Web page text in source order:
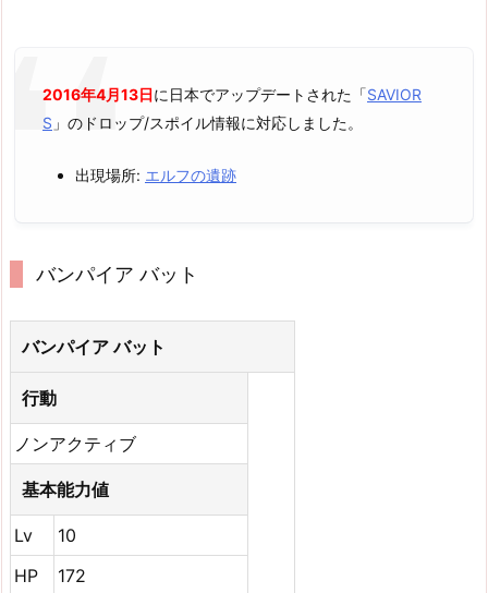
2016年4月13日に日本でアップデートされた「SAVIOR
S 」のドロップ/スポイル情報に対応しました。
出現場所: エルフの遺跡
バンパイア バット
バンパイア バット
行動
ノンアクティブ
基本能力値
Lv
10
HP
172